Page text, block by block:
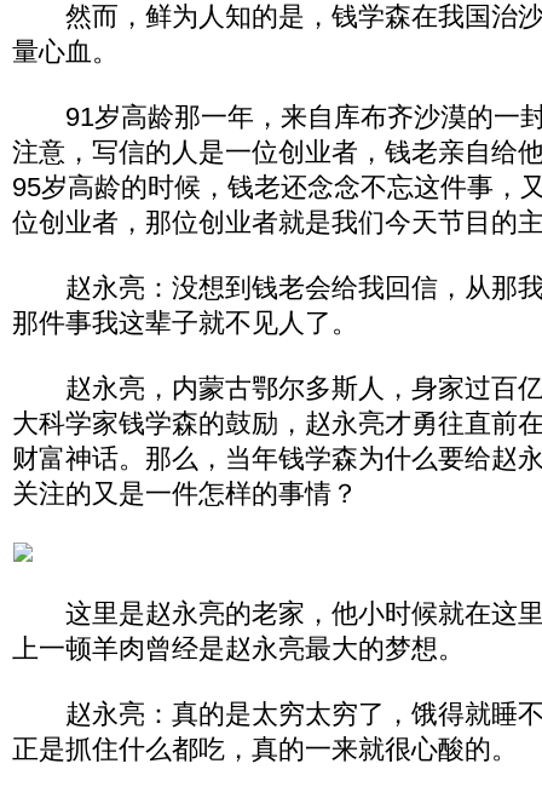
然而，鲜为人知的是，钱学森在我国治
量心血。
91岁高龄那一年，来自库布齐沙漠的一
注意，写信的人是一位创业者，钱老亲自给
95岁高龄的时候，钱老还念念不忘这件事，
位创业者，那位创业者就是我们今天节目
赵永亮：没想到钱老会给我回信，从那
那件事我这辈子就不见人了。
赵永亮，内蒙古鄂尔多斯人，身家过百
大科学家钱学森的鼓励，赵永亮才勇往直前
财富神话。那么，当年钱学森为什么要给赵
关注的又是一件怎样的事情？
这里是赵永亮的老家，他小时候就在这
上一顿羊肉曾经是赵永亮最大的梦想。
赵永亮：真的是太穷太穷了，饿得就睡
正是抓住什么都吃，真的一来就很心酸的。